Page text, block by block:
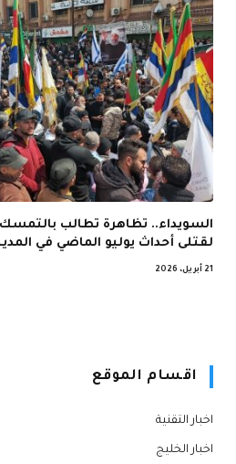
السويداء.. تظاهرة تطالب بالتمسك
لقتلى أحداث يوليو الماضي في
21 أبريل، 2026
اقسام الموقع
اخبار التقنية
اخبار الخليج